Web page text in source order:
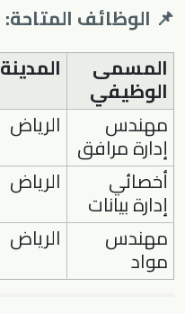
📌 الوظائف المتاحة:
المسمى
الوظيفي
المدينة
مهندس
إدارة مرافق
الرياض
أخصائي
إدارة بيانات
الرياض
مهندس
مواد
الرياض